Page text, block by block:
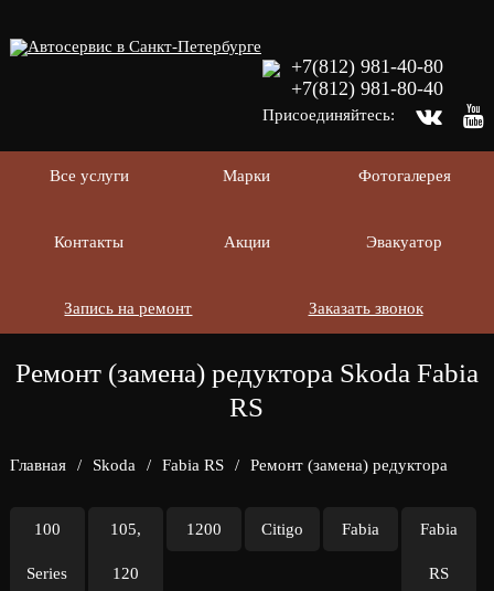
+7(812) 981-40-80
+7(812) 981-80-40
Присоединяйтесь:
Все услуги Марки Фотогалерея
Контакты Акции Эвакуатор
Заказать звонок
Запись на ремонт
Ремонт (замена) редуктора Skoda Fabia
RS
Главная / Skoda / Fabia RS / Ремонт (замена) редуктора
100
Series
105,
120
1200 Citigo Fabia Fabia
RS